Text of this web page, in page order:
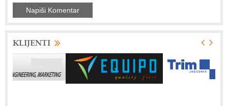
KLIJENTI